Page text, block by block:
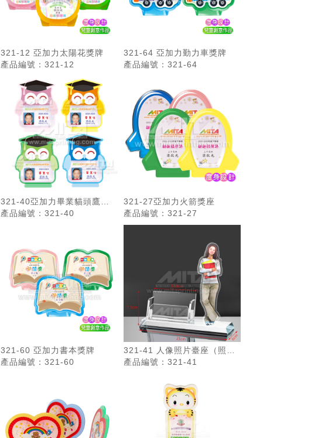
321-12 亞加力太陽花獎牌
產品編號：321-12
321-64 亞加力勤力車獎牌
產品編號：321-64
321-40亞加力畢業貓頭鷹獎
座
產品編號：321-40
321-27亞加力火箭獎座
產品編號：321-27
321-60 亞加力書本獎牌
產品編號：321-60
321-41 人像照片臺座（照片
可做繪畫效果）
產品編號：321-41